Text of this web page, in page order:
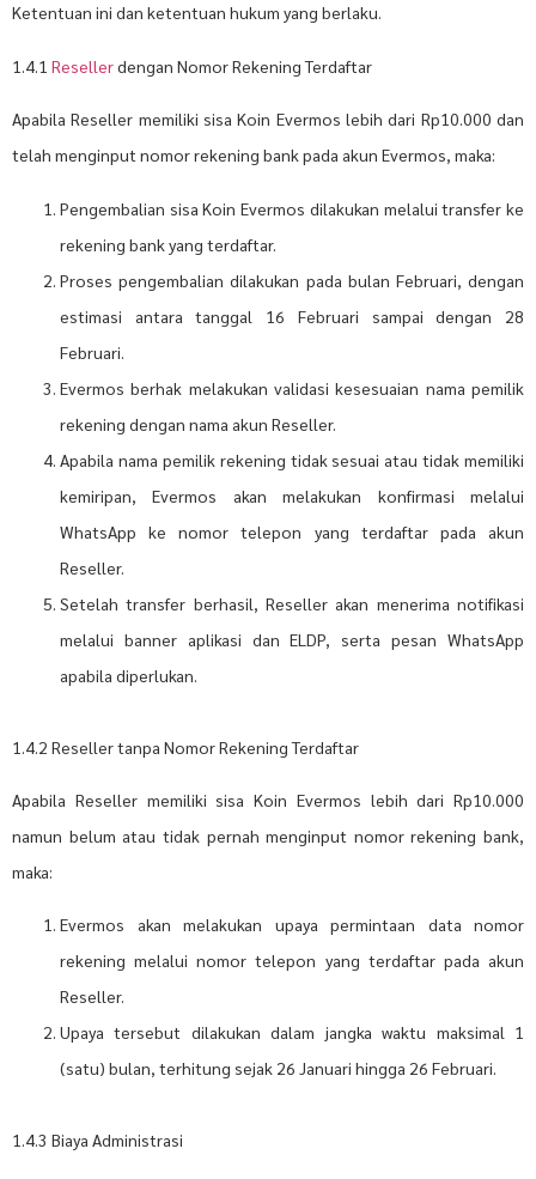
Ketentuan ini dan ketentuan hukum yang berlaku.
1.4.1 Resellerdengan Nomor Rekening Terdaftar
Apabila Reseller memiliki sisa Koin Evermos lebih dari Rp10.000 dan
telah menginput nomor rekening bank pada akun Evermos, maka:
Pengembalian sisa Koin Evermos dilakukan melalui transfer ke
rekening bank yang terdaftar.
Proses pengembalian dilakukan pada bulan Februari, dengan
estimasi antara tanggal 16 Februari sampai dengan 28
Februari.
Evermos berhak melakukan validasi kesesuaian nama pemilik
rekening dengan nama akun Reseller.
Apabila nama pemilik rekening tidak sesuai atau tidak memiliki
kemiripan, Evermos akan melakukan konfirmasi melalui
WhatsApp ke nomor telepon yang terdaftar pada akun
Reseller.
Setelah transfer berhasil, Reseller akan menerima notifikasi
melalui banner aplikasi dan ELDP, serta pesan WhatsApp
apabila diperlukan.
1.4.2 Reseller tanpa Nomor Rekening Terdaftar
Apabila Reseller memiliki sisa Koin Evermos lebih dari Rp10.000
namun belum atau tidak pernah menginput nomor rekening bank,
maka:
Evermos akan melakukan upaya permintaan data nomor
rekening melalui nomor telepon yang terdaftar pada akun
Reseller.
Upaya tersebut dilakukan dalam jangka waktu maksimal 1
(satu) bulan, terhitung sejak 26 Januari hingga 26 Februari.
1.4.3 Biaya Administrasi